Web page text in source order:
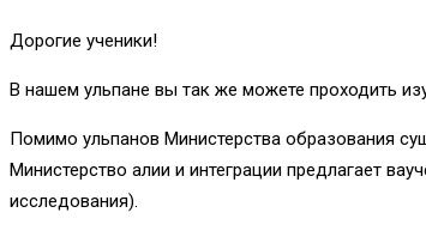
Дорогие ученики!
В нашем ульпане вы так же можете проходить
Помимо ульпанов Министерства образования
Министерство алии и интеграции предлагает
исследования).